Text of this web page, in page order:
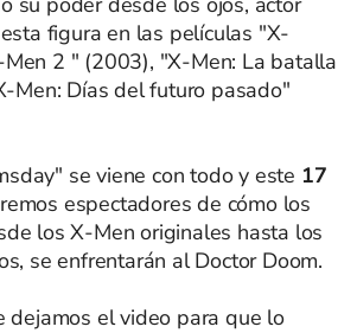
figura en las películas "X-
2 " (2003), "X-Men: La batalla
Men: Días del futuro pasado"
se viene con todo y este 17
espectadores de cómo los
los X-Men originales hasta los
se enfrentarán al Doctor Doom.
dejamos el video para que lo